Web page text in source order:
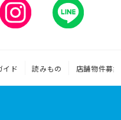
イド 読みもの 店舗物件募集